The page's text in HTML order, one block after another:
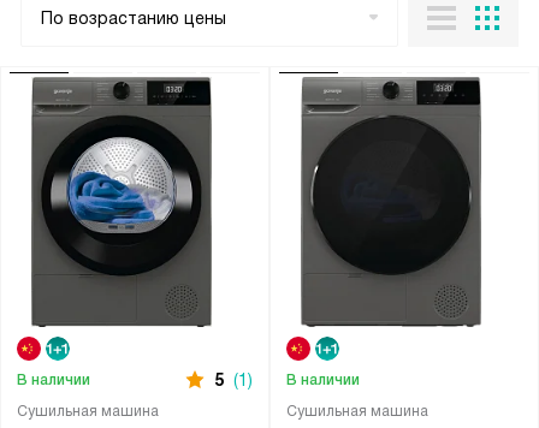
По возрастанию цены
Сушильная машина
В наличии 5 (1)
Сушильная машина
В наличии